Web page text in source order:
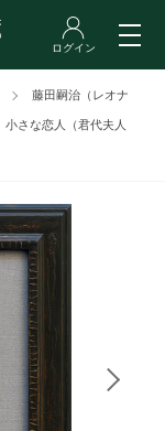
藤田嗣治（レオナ
小さな恋人（君代夫人